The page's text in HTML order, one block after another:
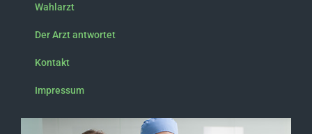
Wahlarzt
Der Arzt antwortet
Kontakt
Impressum